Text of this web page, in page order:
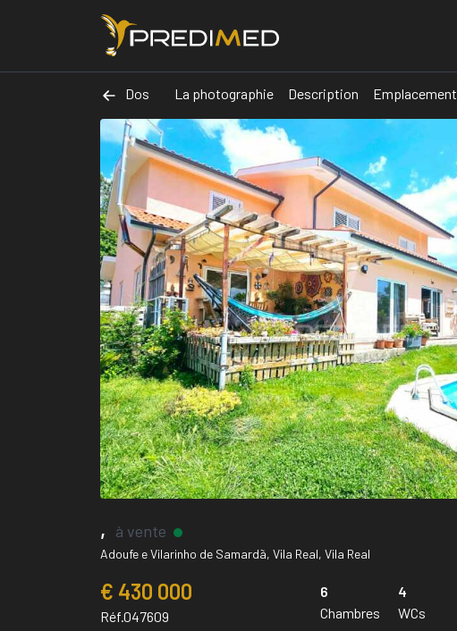
Dos La photographie Description Emplacement
, à vente
Adoufe e Vilarinho de Samardã, Vila Real, Vila Real
€ 430 000
Réf.047609
6
Chambres
4
WCs